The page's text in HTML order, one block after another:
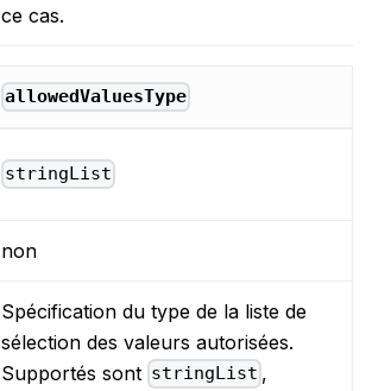
ce cas.
allowedValuesType
stringList
non
Spécification du type de la liste de
sélection des valeurs autorisées.
Supportés sont stringList ,